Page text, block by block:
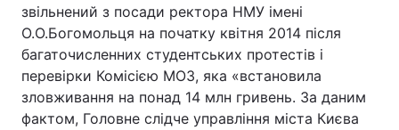
звільнений з посади ректора НМУ імені
О.О.Богомольця на початку квітня 2014 після
багаточисленних студентських протестів і
перевірки Комісією МОЗ, яка «встановила
зловживання на понад 14 млн гривень. За даним
фактом, Головне слідче управління міста Києва